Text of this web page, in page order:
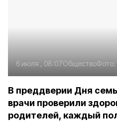
6 июля , 08:07ОбществоФото:
В преддверии Дня
врачи проверили
родителей, каждый